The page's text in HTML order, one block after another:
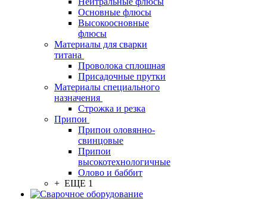
Основные флюсы
Высокоосновные
флюсы
Материалы для сварки
титана
Проволока сплошная
Присадочные прутки
Материалы специального
назначения
Строжка и резка
Припои
Припои оловянно-
свинцовые
Припои
высокотехнологичные
Олово и баббит
+ ЕЩЕ 1